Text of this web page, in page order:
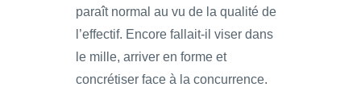
paraît normal au vu de la qualité de
l’effectif. Encore fallait-il viser dans
le mille, arriver en forme et
concrétiser face à la concurrence.